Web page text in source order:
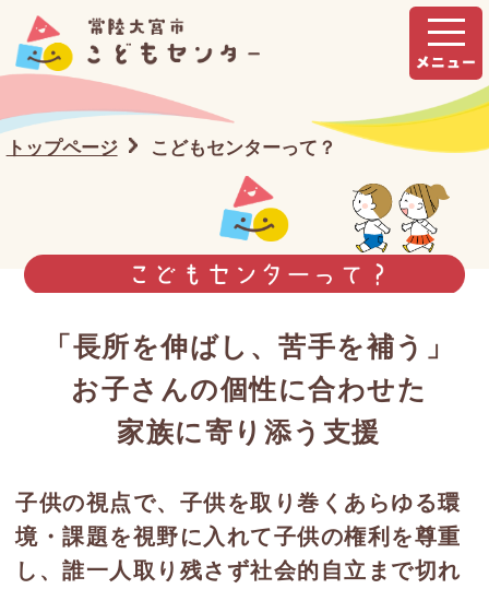
トップページ こどもセンターって？
「長所を伸ばし、苦手を補う」
お子さんの個性に合わせた
家族に寄り添う支援
子供の視点で、子供を取り巻くあらゆる環
境・課題を視野に入れて子供の権利を尊重
し、誰一人取り残さず社会的自立まで切れ